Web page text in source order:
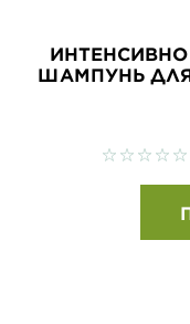
ШАМПУНЬ
No reviews